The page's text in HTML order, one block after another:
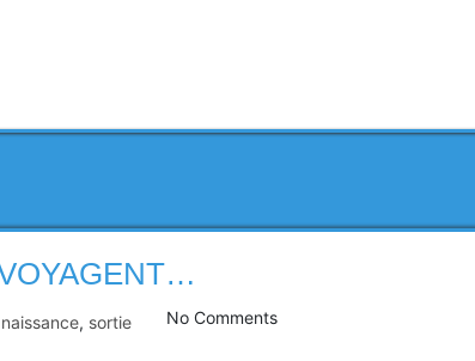
naissance, sortie No Comments